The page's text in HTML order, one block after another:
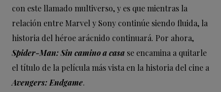
con este llamado multiverso, y es que mientras la
relación entre Marvel y Sony continúe siendo fluida, la
historia del héroe arácnido continuará. Por ahora,
Spider-Man: Sin camino a casa se encamina a quitarle
el título de la película más vista en la historia del cine a
Avengers: Endgame.